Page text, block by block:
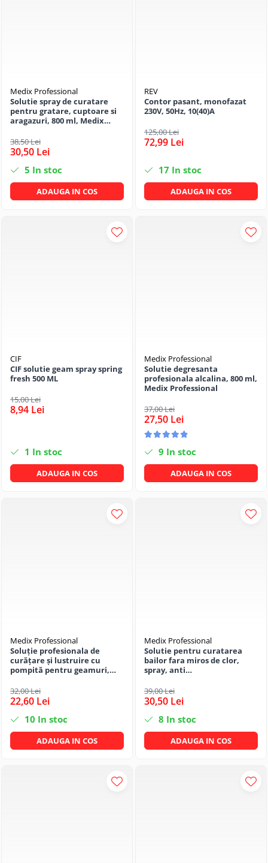
Medix Professional
Solutie spray de curatare
pentru gratare, cuptoare si
aragazuri, 800 ml, Medix
38,50 Lei
30,50 Lei
5 In stoc
ADAUGA IN COS
REV
Contor pasant, monofazat
230V, 50Hz, 10(40)A
125,00 Lei
72,99 Lei
17 In stoc
ADAUGA IN COS
CIF
CIF solutie geam spray spring
fresh 500 ML
15,00 Lei
8,94 Lei
1 In stoc
ADAUGA IN COS
Medix Professional
Solutie degresanta
profesionala alcalina, 800 ml,
Medix Professional
37,00 Lei
27,50 Lei
9 In stoc
ADAUGA IN COS
Medix Professional
Soluție profesionala de
curățare și lustruire cu
pompită pentru geamuri,
ml cu miros de liliac, Medix
Profesional
32,00 Lei
22,60 Lei
10 In stoc
ADAUGA IN COS
Medix Professional
Solutie pentru curatarea
bailor fara miros de clor,
spray, anti
Medix Professional
39,00 Lei
30,50 Lei
8 In stoc
ADAUGA IN COS